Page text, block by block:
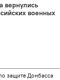
вернулись
военных
защите Донбасса